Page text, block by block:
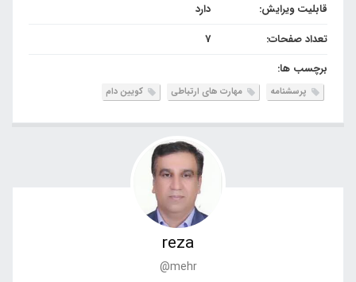
قابلیت ویرایش:
دارد
تعداد صفحات:
7
برچسب ها:
پرسشنامه مهارت های ارتباطی کویین دام
reza
@mehr